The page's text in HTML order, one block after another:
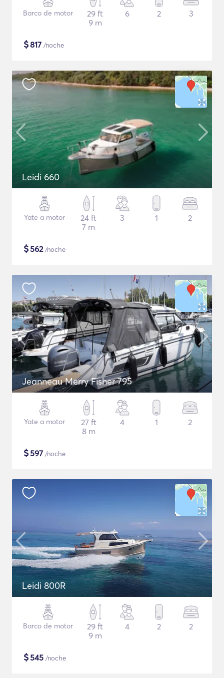
Barco de motor
29 ft
9 m
6 2 3
$817 /noche
Leidi 660
Yate a motor
24 ft
7 m
3 1 2
$562/noche
Jeanneau Merry Fisher 795
Yate a motor
27 ft
8 m
4 1 2
$597 /noche
Leidi 800R
Barco de motor
29 ft
9 m
4 2 2
$545 /noche